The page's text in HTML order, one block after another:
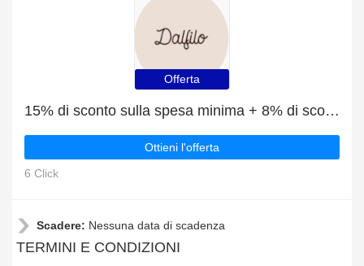
Offerta
15% di sconto sulla spesa minima + 8% di sconto sui Copripiumino in percalle
Ottieni l'offerta
6 Click
Scadere: Nessuna data di scadenza
TERMINI E CONDIZIONI